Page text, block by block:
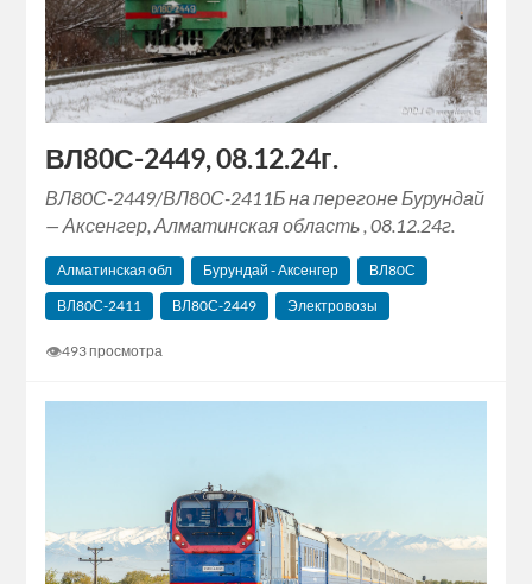
ВЛ80С-2449, 08.12.24г.
ВЛ80С-2449/ВЛ80С-2411Б на перегоне Бурундай
— Аксенгер, Алматинская область , 08.12.24г.
Алматинская обл Бурундай - Аксенгер
ВЛ80С
ВЛ80С-2411
ВЛ80С-2449 Электровозы
👁493 просмотра